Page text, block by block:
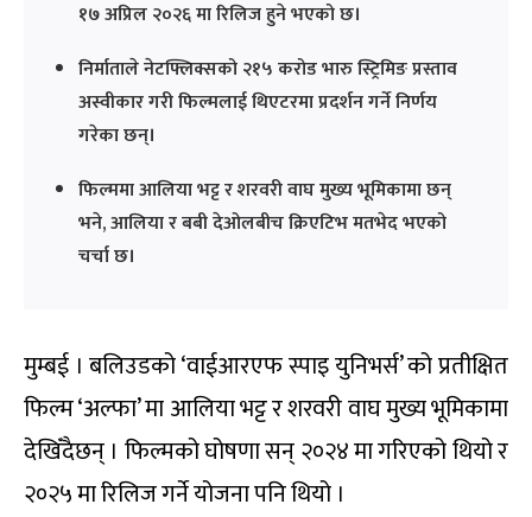
१७ अप्रिल २०२६ मा रिलिज हुने भएको छ।
निर्माताले नेटफ्लिक्सको २१५ करोड भारु स्ट्रिमिङ प्रस्ताव
अस्वीकार गरी फिल्मलाई थिएटरमा प्रदर्शन गर्ने निर्णय
गरेका छन्।
फिल्ममा आलिया भट्ट र शरवरी वाघ मुख्य भूमिकामा छन्
भने, आलिया र बबी देओलबीच क्रिएटिभ मतभेद भएको
चर्चा छ।
मुम्बई । बलिउडको ‘वाईआरएफ स्पाइ युनिभर्स’ को प्रतीक्षित
फिल्म ‘अल्फा’ मा आलिया भट्ट र शरवरी वाघ मुख्य भूमिकामा
देखिँदैछन् । फिल्मको घोषणा सन् २०२४ मा गरिएको थियो र
२०२५ मा रिलिज गर्ने योजना पनि थियो ।